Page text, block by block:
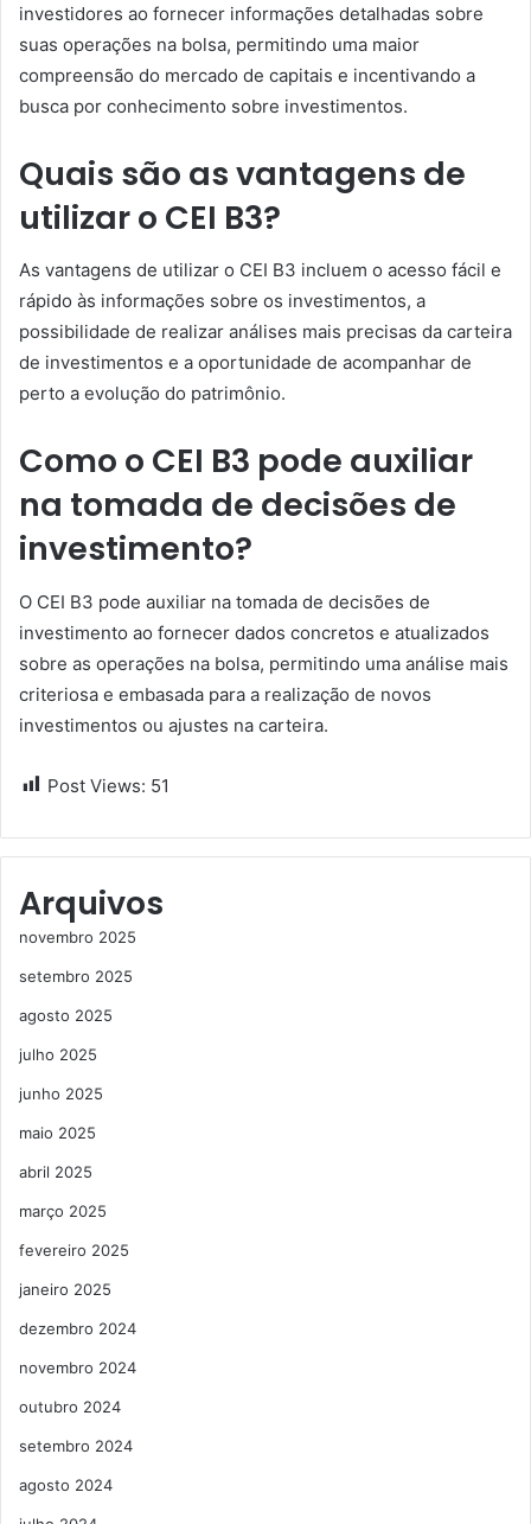
investidores ao fornecer informações detalhadas sobre
suas operações na bolsa, permitindo uma maior
compreensão do mercado de capitais e incentivando a
busca por conhecimento sobre investimentos.
Quais são as vantagens de
utilizar o CEI B3?
As vantagens de utilizar o CEI B3 incluem o acesso fácil e
rápido às informações sobre os investimentos, a
possibilidade de realizar análises mais precisas da carteira
de investimentos e a oportunidade de acompanhar de
perto a evolução do patrimônio.
Como o CEI B3 pode auxiliar
na tomada de decisões de
investimento?
O CEI B3 pode auxiliar na tomada de decisões de
investimento ao fornecer dados concretos e atualizados
sobre as operações na bolsa, permitindo uma análise mais
criteriosa e embasada para a realização de novos
investimentos ou ajustes na carteira.
Post Views: 51
Arquivos
novembro 2025
setembro 2025
agosto 2025
julho 2025
junho 2025
maio 2025
abril 2025
março 2025
fevereiro 2025
janeiro 2025
dezembro 2024
novembro 2024
outubro 2024
setembro 2024
agosto 2024